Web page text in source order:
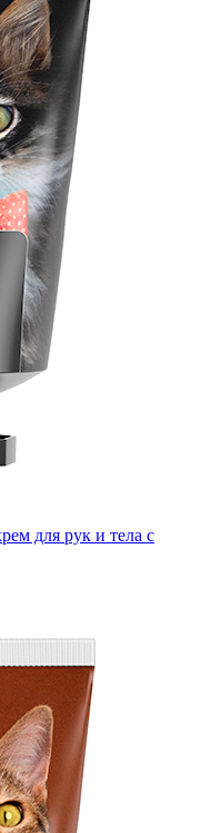
для рук и тела с